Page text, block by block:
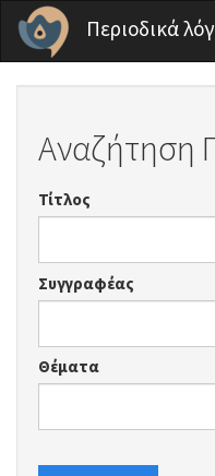
Παράκαμψη προς το κυρίως
Περιοδικά
Αναζήτηση
Τίτλος
Συγγραφέας
Θέματα